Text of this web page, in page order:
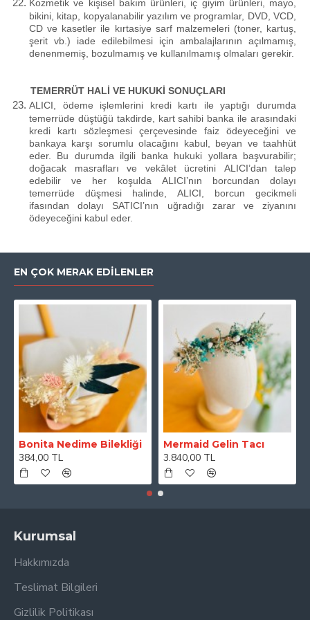
Kozmetik ve kişisel bakım ürünleri, iç giyim ürünleri, mayo,
bikini, kitap, kopyalanabilir yazılım ve programlar, DVD, VCD,
CD ve kasetler ile kırtasiye sarf malzemeleri (toner, kartuş,
şerit vb.) iade edilebilmesi için ambalajlarının açılmamış,
denenmemiş, bozulmamış ve kullanılmamış olmaları gerekir.
TEMERRÜT HALİ VE HUKUKİ SONUÇLARI
ALICI, ödeme işlemlerini kredi kartı ile yaptığı durumda
temerrüde düştüğü takdirde, kart sahibi banka ile arasındaki
kredi kartı sözleşmesi çerçevesinde faiz ödeyeceğini ve
bankaya karşı sorumlu olacağını kabul, beyan ve taahhüt
eder. Bu durumda ilgili banka hukuki yollara başvurabilir;
doğacak masrafları ve vekâlet ücretini ALICI’dan talep
edebilir ve her koşulda ALICI’nın borcundan dolayı
temerrüde düşmesi halinde, ALICI, borcun gecikmeli
ifasından dolayı SATICI’nın uğradığı zarar ve ziyanını
ödeyeceğini kabul eder.
EN ÇOK MERAK EDILENLER
Bonita Nedime Bilekliği
384,00 TL
Mermaid Gelin Tacı
3.840,00 TL
Kurumsal
Hakkımızda
Teslimat Bilgileri
Gizlilik Politikası